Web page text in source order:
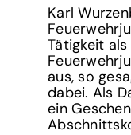
Karl
Tätigkeit
aus, so
dabei. Als
ein